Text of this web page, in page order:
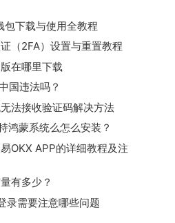
包下载与使用全教程
（2FA）设置与重置教程
在哪里下载
国违法吗？
法接收验证码解决方法
鸿蒙系统么怎么安装？
OKX APP的详细教程及注
有多少？
录需要注意哪些问题